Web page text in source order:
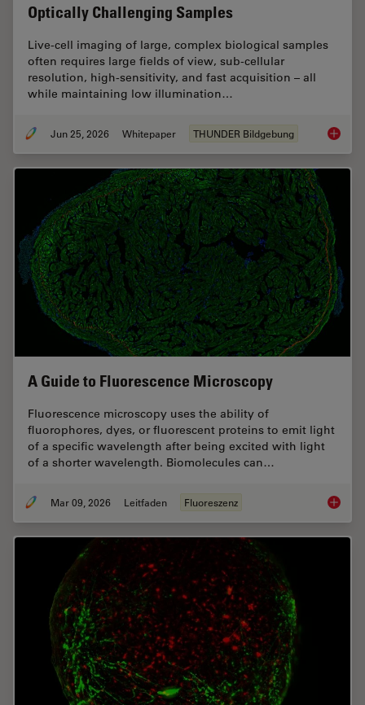
Optically Challenging Samples
Live‑cell imaging of large, complex biological samples
often requires large fields of view, sub-cellular
resolution, high-sensitivity, and fast acquisition – all
while maintaining low illumination…
Jun 25, 2026 Whitepaper THUNDER Bildgebung Fast,
A Guide to Fluorescence Microscopy
Fluorescence microscopy uses the ability of
fluorophores, dyes, or fluorescent proteins to emit light
of a specific wavelength after being excited with light
of a shorter wavelength. Biomolecules can…
Mar 09, 2026 Leitfaden Fluoreszenz A